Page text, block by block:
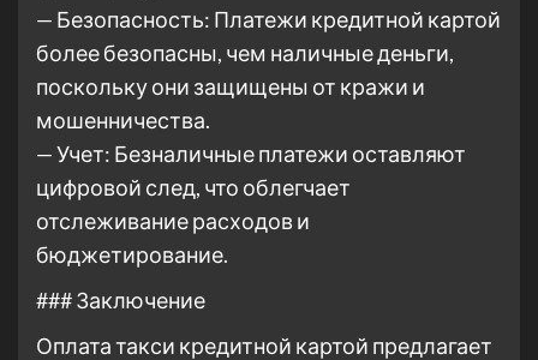
— Безопасность: Платежи кредитной картой
более безопасны, чем наличные деньги,
поскольку они защищены от кражи и
мошенничества.
— Учет: Безналичные платежи оставляют
цифровой след, что облегчает
отслеживание расходов и
бюджетирование.
### Заключение
Оплата такси кредитной картой предлагает